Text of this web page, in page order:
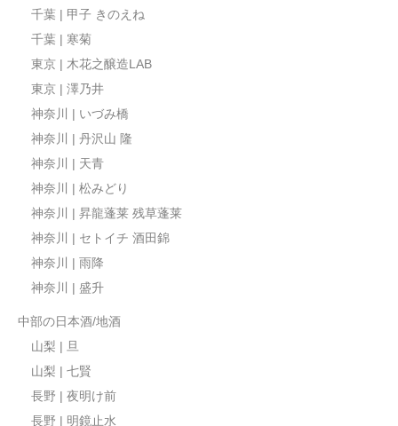
千葉 | 甲子 きのえね
千葉 | 寒菊
東京 | 木花之醸造LAB
東京 | 澤乃井
神奈川 | いづみ橋
神奈川 | 丹沢山 隆
神奈川 | 天青
神奈川 | 松みどり
神奈川 | 昇龍蓬莱 残草蓬莱
神奈川 | セトイチ 酒田錦
神奈川 | 雨降
神奈川 | 盛升
中部の日本酒/地酒
山梨 | 旦
山梨 | 七賢
長野 | 夜明け前
長野 | 明鏡止水